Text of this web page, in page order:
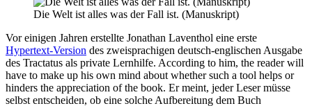
Die Welt ist alles was der Fall ist. (Manuskript)
Vor einigen Jahren erstellte Jonathan Laventhol eine erste
Hypertext-Version des zweisprachigen deutsch-englischen Ausgabe
des Tractatus als private Lernhilfe. According to him, the reader will
have to make up his own mind about whether such a tool helps or
hinders the appreciation of the book. Er meint, jeder Leser müsse
selbst entscheiden, ob eine solche Aufbereitung dem Buch